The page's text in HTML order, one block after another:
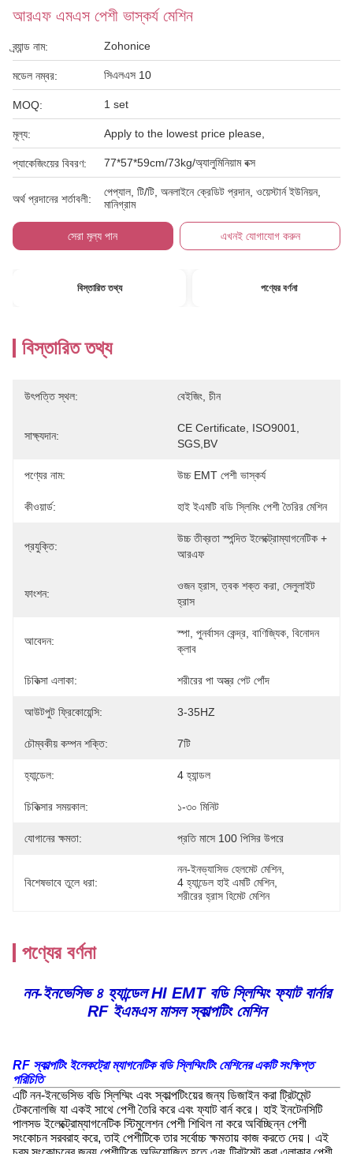
আরএফ এমএস পেশী ভাস্কর্য মেশিন
ব্র্যান্ড নাম: Zohonice
মডেল নম্বর: সিএলএস 10
MOQ: 1 set
মূল্য: Apply to the lowest price please,
প্যাকেজিংয়ের বিবরণ: 77*57*59cm/73kg/অ্যালুমিনিয়াম বক্স
অর্থ প্রদানের শর্তাবলী:
পেপ্যাল, টি/টি, অনলাইনে ক্রেডিট প্রদান, ওয়েস্টার্ন ইউনিয়ন,
মানিগ্রাম
সেরা মূল্য পান এখনই যোগাযোগ করুন
বিস্তারিত তথ্য পণ্যের বর্ণনা
বিস্তারিত তথ্য
উৎপত্তি স্থল: বেইজিং, চীন
সাক্ষ্যদান:
CE Certificate, ISO9001,
SGS,BV
পণ্যের নাম: উচ্চ EMT পেশী ভাস্কর্য
কীওয়ার্ড: হাই ইএমটি বডি স্লিমিং পেশী তৈরির মেশিন
প্রযুক্তি:
উচ্চ তীব্রতা স্পন্দিত ইলেক্ট্রোম্যাগনেটিক +
আরএফ
ফাংশন:
ওজন হ্রাস, ত্বক শক্ত করা, সেলুলাইট
হ্রাস
আবেদন:
স্পা, পুনর্বাসন কেন্দ্র, বাণিজ্যিক, বিনোদন
ক্লাব
চিকিত্সা এলাকা: শরীরের পা অস্ত্র পেট পোঁদ
আউটপুট ফ্রিকোয়েন্সি: 3-35HZ
চৌম্বকীয় কম্পন শক্তি: 7টি
হ্যান্ডেল: 4 হ্যান্ডল
চিকিত্সার সময়কাল: ১-৩০ মিনিট
যোগানের ক্ষমতা: প্রতি মাসে 100 পিসির উপরে
বিশেষভাবে তুলে ধরা:
নন-ইনভ্যাসিভ হেলমেট মেশিন,
4 হ্যান্ডেল হাই এমটি মেশিন,
শরীরের হ্রাস হিমেট মেশিন
পণ্যের বর্ণনা
নন-ইনভেসিভ ৪ হ্যান্ডেল HI EMT বডি স্লিম্মিং ফ্যাট বার্নার
RF ইএমএস মাসল স্কাল্পটিং মেশিন
RF স্কাল্পটিং ইলেকট্রো ম্যাগনেটিক বডি স্লিম্মিংটিং মেশিনের একটি সংক্ষিপ্ত
পরিচিতি
এটি নন-ইনভেসিভ বডি স্লিম্মিং এবং স্কাল্পটিংয়ের জন্য ডিজাইন করা ট্রিটমেন্ট
টেকনোলজি যা একই সাথে পেশী তৈরি করে এবং ফ্যাট বার্ন করে। হাই ইনটেনসিটি
পালসড ইলেক্ট্রোম্যাগনেটিক স্টিমুলেশন পেশী শিথিল না করে অবিচ্ছিন্ন পেশী
সংকোচন সরবরাহ করে, তাই পেশীটিকে তার সর্বোচ্চ ক্ষমতায় কাজ করতে দেয়। এই